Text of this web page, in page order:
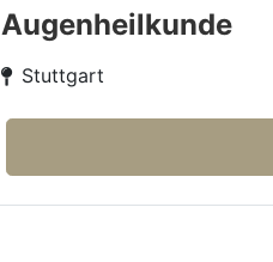
Augenheilkunde
Stuttgart